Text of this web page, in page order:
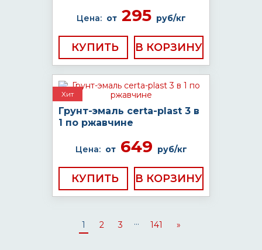
Цена: от295 руб/кг
КУПИТЬ
Хит
Грунт-эмаль certa-plast 3 в
1 по ржавчине
Цена: от649 руб/кг
КУПИТЬ
1 2 3 ... 141 »